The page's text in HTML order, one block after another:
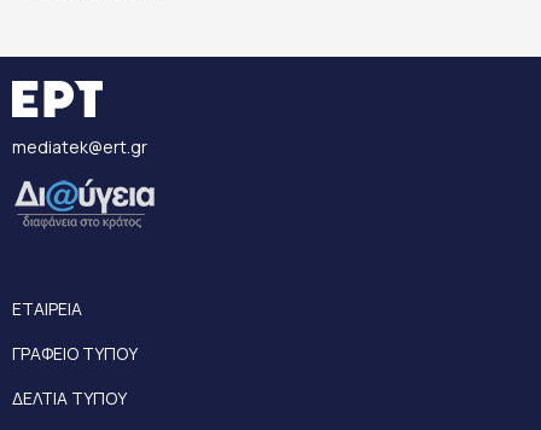
mediatek@ert.gr
ΕΤΑΙΡΕΙΑ
ΓΡΑΦΕΙΟ ΤΥΠΟΥ
ΔΕΛΤΙΑ ΤΥΠΟΥ